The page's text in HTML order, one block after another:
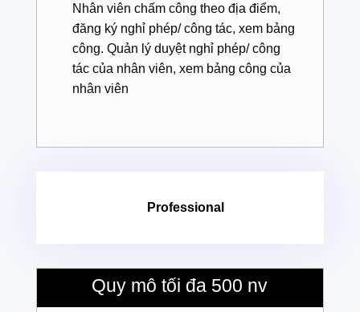
Nhân viên chấm công theo địa điểm,
đăng ký nghỉ phép/ công tác, xem bảng
công. Quản lý duyệt nghỉ phép/ công
tác của nhân viên, xem bảng công của
nhân viên
Professional
Quy mô tối đa 500 nv